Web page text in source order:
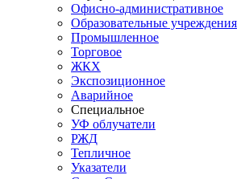
Офисно-административное
Образовательные учреждения
Промышленное
Торговое
ЖКХ
Экспозиционное
Аварийное
Специальное
УФ облучатели
РЖД
Тепличное
Указатели